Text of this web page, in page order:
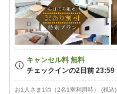
お1人さま1泊（2名1室利用時） (税込)